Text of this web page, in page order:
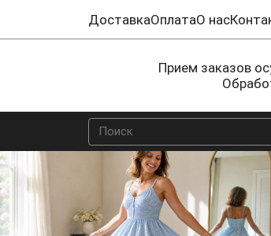
ДоставкаОплатаО нас
Прием заказов